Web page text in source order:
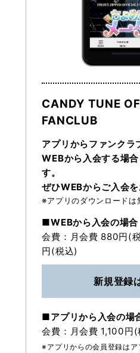
CANDY TUNE
FANCLUB
アプリからファンクラ
WEBから入会する場
す。
ぜひWEBからご入会を
※アプリのダウンロードは
■WEBから入会の場合
会費：月会費 880円(
円(税込)
新規登録
■アプリから入会の場
会費：月会費 1,100円(
※アプリからの会員登録は